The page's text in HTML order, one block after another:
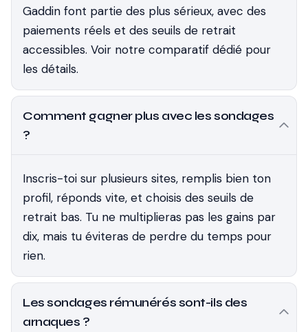
Gaddin font partie des plus sérieux, avec des
paiements réels et des seuils de retrait
accessibles. Voir notre comparatif dédié pour
les détails.
Comment gagner plus avec les sondages
?
Inscris-toi sur plusieurs sites, remplis bien ton
profil, réponds vite, et choisis des seuils de
retrait bas. Tu ne multiplieras pas les gains par
dix, mais tu éviteras de perdre du temps pour
rien.
Les sondages rémunérés sont-ils des
arnaques ?